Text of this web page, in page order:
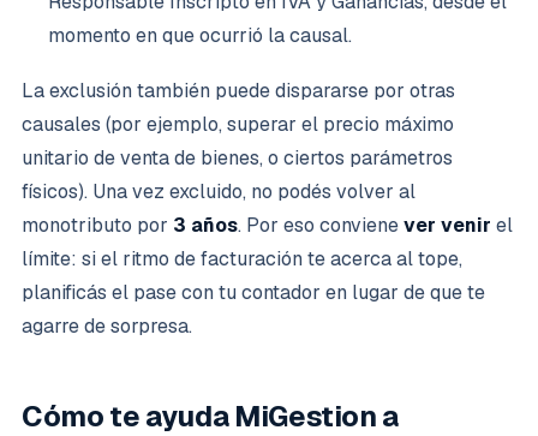
momento en que ocurrió la causal.
La exclusión también puede dispararse por otras
causales (por ejemplo, superar el precio máximo
unitario de venta de bienes, o ciertos parámetros
físicos). Una vez excluido, no podés volver al
monotributo por 3 años. Por eso convienever venir el
límite: si el ritmo de facturación te acerca al tope,
planificás el pase con tu contador en lugar de que te
agarre de sorpresa.
Cómo te ayuda MiGestion a